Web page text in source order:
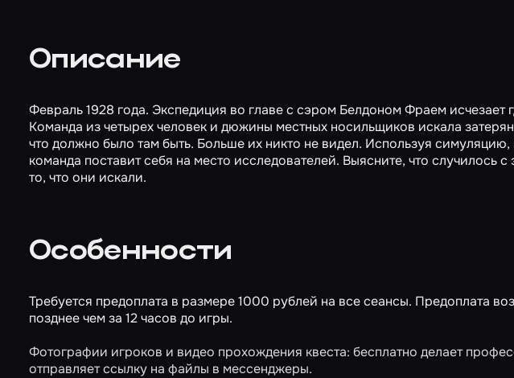
Описание
Февраль 1928 года. Экспедиция во главе с сэром Белдоном Фраем исчезает
Команда из четырех человек и дюжины местных носильщиков искала
что должно было там быть. Больше их никто не видел. Используя
команда поставит себя на место исследователей. Выясните, что случилось
то, что они искали.
Особенности
Требуется предоплата в размере 1000 рублей на все сеансы. Предоплата
позднее чем за 12 часов до игры.
Фотографии игроков и видео прохождения квеста: бесплатно делает
отправляет ссылку на файлы в мессенджеры.